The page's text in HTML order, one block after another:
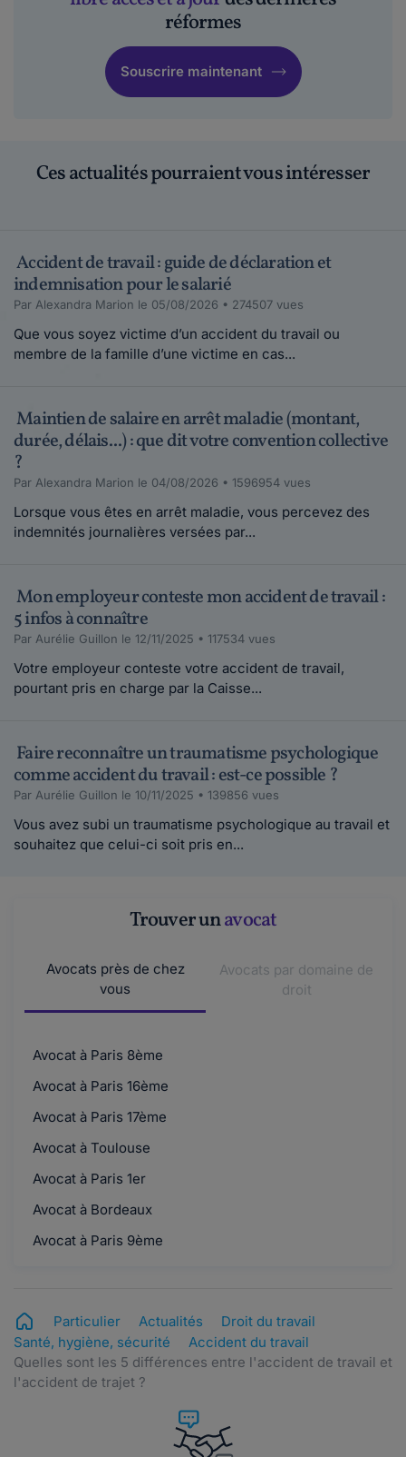
réformes
Souscrire maintenant
Ces actualités pourraient vous intéresser
Accident de travail : guide de déclaration et
indemnisation pour le salarié
Par Alexandra Marion le 05/08/2026 • 274507 vues
Que vous soyez victime d’un accident du travail ou
membre de la famille d’une victime en cas...
Maintien de salaire en arrêt maladie (montant,
durée, délais...) : que dit votre convention collective
?
Par Alexandra Marion le 04/08/2026 • 1596954 vues
Lorsque vous êtes en arrêt maladie, vous percevez des
indemnités journalières versées par...
Mon employeur conteste mon accident de travail :
5 infos à connaître
Par Aurélie Guillon le 12/11/2025 • 117534 vues
Votre employeur conteste votre accident de travail,
pourtant pris en charge par la Caisse...
Faire reconnaître un traumatisme psychologique
comme accident du travail : est-ce possible ?
Par Aurélie Guillon le 10/11/2025 • 139856 vues
Vous avez subi un traumatisme psychologique au travail et
souhaitez que celui-ci soit pris en...
Trouver unavocat
Avocats près de chez
vous
Avocats par domaine de
droit
Avocat à Paris 8ème
Avocat à Paris 16ème
Avocat à Paris 17ème
Avocat à Toulouse
Avocat à Paris 1er
Avocat à Bordeaux
Avocat à Paris 9ème
Particulier Actualités
Droit du travail
Santé, hygiène, sécurité
Accident du travail
Quelles sont les 5 différences entre l'accident de travail et
l'accident de trajet ?